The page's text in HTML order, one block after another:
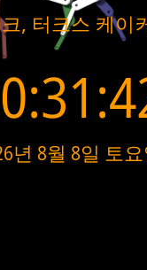
, 터크스 케이
년 8월 8일 토